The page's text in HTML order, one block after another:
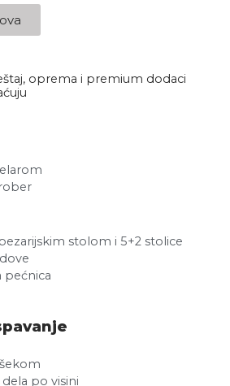
oprema i premium dodaci
stolom i 5+2 stolice
pećnica
po visini